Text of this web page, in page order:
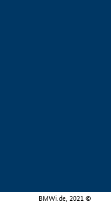
BMWi.de, 2021 ©